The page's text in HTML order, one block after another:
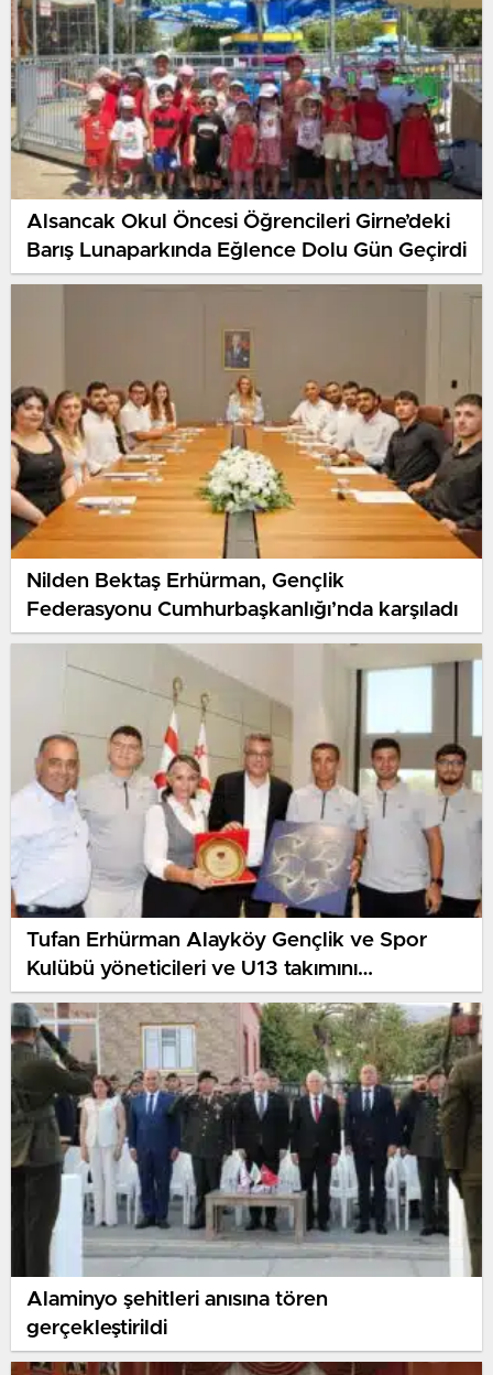
Alsancak Okul Öncesi Öğrencileri Girne’deki
Barış Lunaparkında Eğlence Dolu Gün Geçirdi
Nilden Bektaş Erhürman, Gençlik
Federasyonu Cumhurbaşkanlığı’nda karşıladı
Tufan Erhürman Alayköy Gençlik ve Spor
Kulübü yöneticileri ve U13 takımını
makamında ağırladı
Alaminyo şehitleri anısına tören
gerçekleştirildi